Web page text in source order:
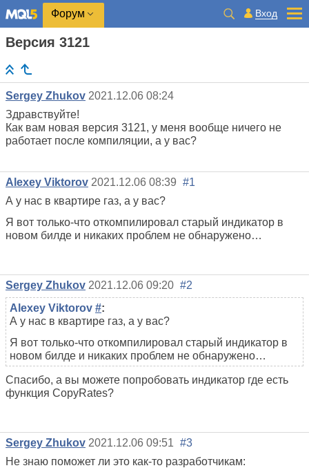
Форум Вход
Версия 3121
Sergey Zhukov 2021.12.06 08:24
Здравствуйте!
Как вам новая версия 3121, у меня вообще ничего не
работает после компиляции, а у вас?
Alexey Viktorov 2021.12.06 08:39 #1
А у нас в квартире газ, а у вас?
Я вот только-что откомпилировал старый индикатор в
новом билде и никаких проблем не обнаружено…
Sergey Zhukov 2021.12.06 09:20 #2
Alexey Viktorov #:
А у нас в квартире газ, а у вас?
Я вот только-что откомпилировал старый индикатор в
новом билде и никаких проблем не обнаружено…
Спасибо, а вы можете попробовать индикатор где есть
функция CopyRates?
Sergey Zhukov 2021.12.06 09:51 #3
Не знаю поможет ли это как-то разработчикам: